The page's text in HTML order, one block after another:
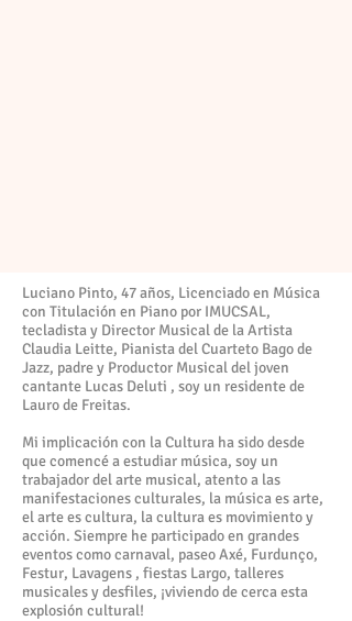
Luciano Pinto, 47 años, Licenciado en Música
con Titulación en Piano por IMUCSAL,
tecladista y Director Musical de la Artista
Claudia Leitte, Pianista del Cuarteto Bago de
Jazz, padre y Productor Musical del joven
cantante Lucas Deluti , soy un residente de
Lauro de Freitas.
Mi implicación con la Cultura ha sido desde
que comencé a estudiar música, soy un
trabajador del arte musical, atento a las
manifestaciones culturales, la música es arte,
el arte es cultura, la cultura es movimiento y
acción. Siempre he participado en grandes
eventos como carnaval, paseo Axé, Furdunço,
Festur, Lavagens , fiestas Largo, talleres
musicales y desfiles, ¡viviendo de cerca esta
explosión cultural!